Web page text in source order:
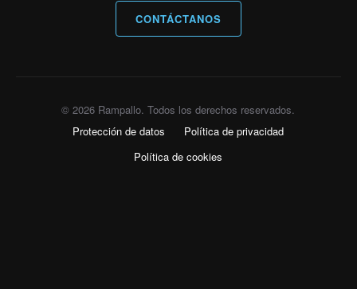
CONTÁCTANOS
© 2026 Rampallo. Todos los derechos reservados.
Protección de datos
Política de privacidad
Política de cookies